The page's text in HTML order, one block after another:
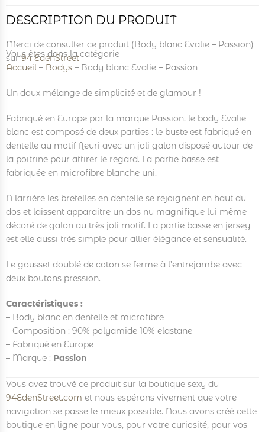
DESCRIPTION DU PRODUIT
Merci de consulter ce produit (Body blanc Evalie – Passion)
sur94 EdenStreet
Vous êtes dans la catégorie
Accueil– Bodys – Body blanc Evalie – Passion
Un doux mélange de simplicité et de glamour !
Fabriqué en Europe par la marque Passion, le body Evalie
blanc est composé de deux parties : le buste est fabriqué en
dentelle au motif fleuri avec un joli galon disposé autour de
la poitrine pour attirer le regard. La partie basse est
fabriquée en microfibre blanche uni.
A larrière les bretelles en dentelle se rejoignent en haut du
dos et laissent apparaitre un dos nu magnifique lui même
décoré de galon au très joli motif. La partie basse en jersey
est elle aussi très simple pour allier élégance et sensualité.
Le gousset doublé de coton se ferme à l’entrejambe avec
deux boutons pression.
Caractéristiques :
– Body blanc en dentelle et microfibre
– Composition : 90% polyamide 10% elastane
– Fabriqué en Europe
– Marque : Passion
Vous avez trouvé ce produit sur la boutique sexy du
94EdenStreet.com et nous espérons vivement que votre
navigation se passe le mieux possible. Nous avons créé cette
boutique en ligne pour vous, pour votre curiosité, pour vos